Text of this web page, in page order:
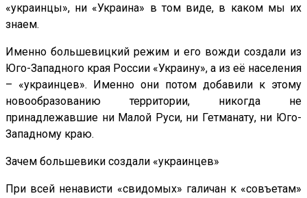
«украинцы», ни «Украина» в том виде, в каком мы их
знаем.
Именно большевицкий режим и его вожди создали из
Юго-Западного края России «Украину», а из её населения
– «украинцев». Именно они потом добавили к этому
новообразованию территории, никогда не
принадлежавшие ни Малой Руси, ни Гетманату, ни Юго-
Западному краю.
Зачем большевики создали «украинцев»
При всей ненависти «свидомых» галичан к «совъетам»